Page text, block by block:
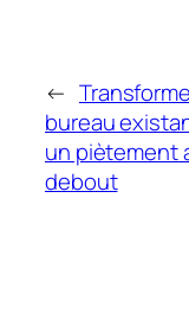
←
bureau
un piètement
debout